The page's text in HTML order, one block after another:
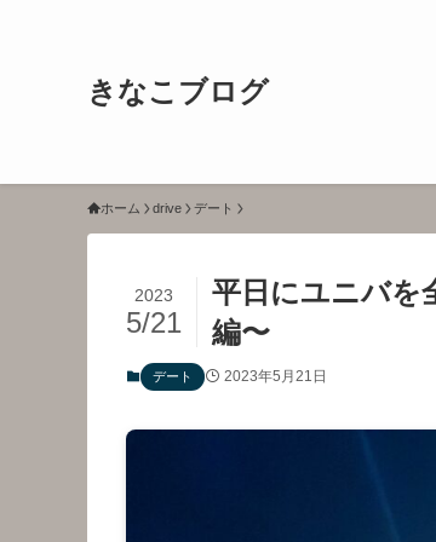
きなこブログ
ホーム drive デート
平日にユニバを
編〜
2023
5/21
デート 2023年5月21日